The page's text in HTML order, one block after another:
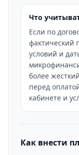
Что
Если по
фактический
условий и
более
перед
кабинете и
Как внести